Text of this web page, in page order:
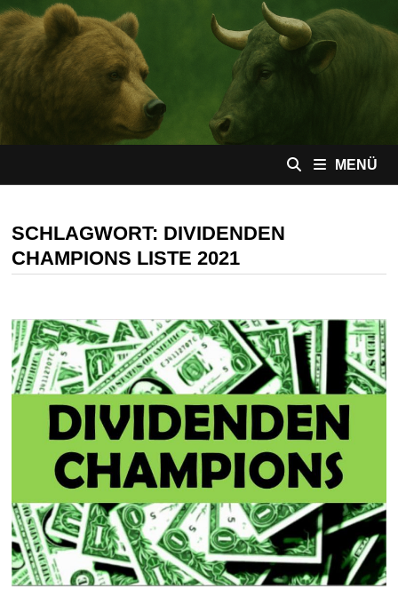
Zum
Inhalt
springen
MENÜ
SCHLAGWORT: DIVIDENDEN
CHAMPIONS LISTE 2021